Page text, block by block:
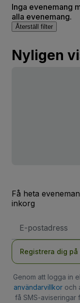
Inga evenemang
alla evenemang.
Återställ filter
Nyligen
Få heta
inkorg
postadress
Registrera dig
Genom att logga in
användarvillkoroch
få SMS-aviseringar